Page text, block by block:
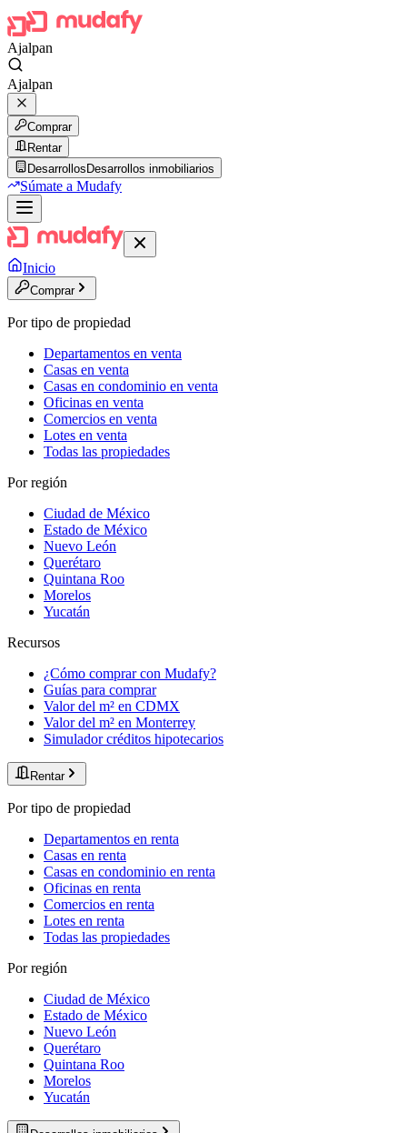
Ajalpan
Ajalpan
Comprar
Rentar
Desarrollos Desarrollos inmobiliarios
Súmate a Mudafy
Inicio
Comprar
Por tipo de propiedad
Departamentos en venta
Casas en venta
Casas en condominio en venta
Oficinas en venta
Comercios en venta
Lotes en venta
Todas las propiedades
Por región
Ciudad de México
Estado de México
Nuevo León
Querétaro
Quintana Roo
Morelos
Yucatán
Recursos
¿Cómo comprar con Mudafy?
Guías para comprar
Valor del m² en CDMX
Valor del m² en Monterrey
Simulador créditos hipotecarios
Rentar
Por tipo de propiedad
Departamentos en renta
Casas en renta
Casas en condominio en renta
Oficinas en renta
Comercios en renta
Lotes en renta
Todas las propiedades
Por región
Ciudad de México
Estado de México
Nuevo León
Querétaro
Quintana Roo
Morelos
Yucatán